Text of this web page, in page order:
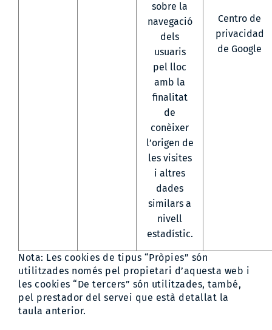
sobre la
navegació
dels
usuaris
pel lloc
amb la
finalitat
de
conèixer
l’origen de
les visites
i altres
dades
similars a
nivell
estadístic.
Centro de
privacidad
de Google
Nota: Les cookies de tipus “Pròpies” són
utilitzades només pel propietari d’aquesta web i
les cookies “De tercers” són utilitzades, també,
pel prestador del servei que està detallat la
taula anterior.